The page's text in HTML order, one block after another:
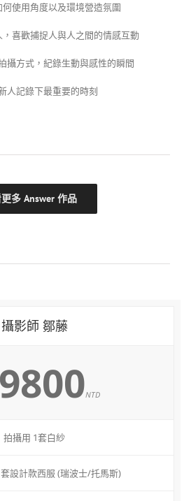
使用角度以及環境營造氛圍
喜歡捕捉人與人之間的情感互動
攝方式，紀錄生動與感性的瞬間
人記錄下最重要的時刻
多 Answer 作品
攝影師 鄒藤
NTD
拍攝用 1套白紗
設計款西服 (瑞波士/托馬斯)